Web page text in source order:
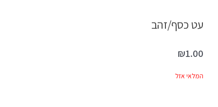
עט כסף/זהב
₪1.00
המלאי אזל